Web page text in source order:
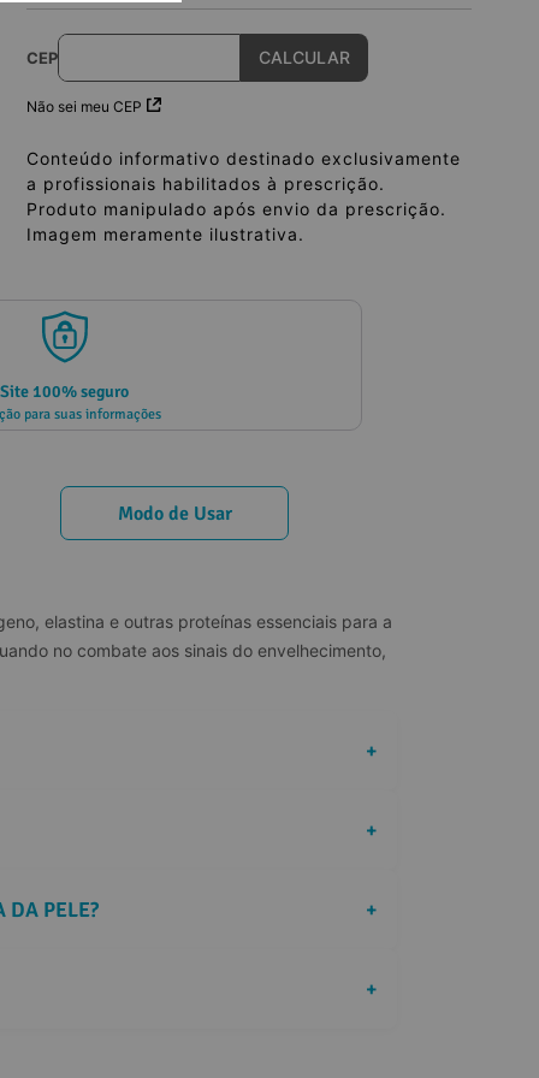
CEP
Não sei meu CEP
Conteúdo informativo destinado exclusivamente
a profissionais habilitados à prescrição.
Produto manipulado após envio da prescrição.
Imagem meramente ilustrativa.
Site 100% seguro
para suas informações
Modo de Usar
elastina e outras proteínas essenciais para a
no combate aos sinais do envelhecimento,
+
+
DA PELE? +
+